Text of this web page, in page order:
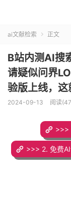
ai文献检索  正文
B站内测AI搜
请疑似问界
验版上线，这
2024-09-13 阅读
>>>
>>> 2. 免费